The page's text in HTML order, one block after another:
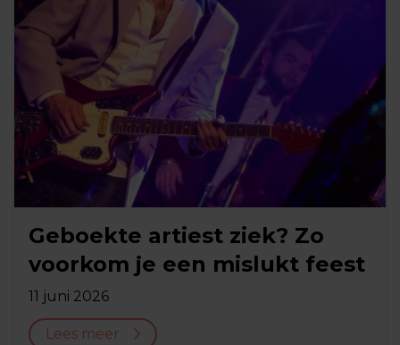
Geboekte artiest ziek? Zo
voorkom je een mislukt feest
11 juni 2026
Lees meer